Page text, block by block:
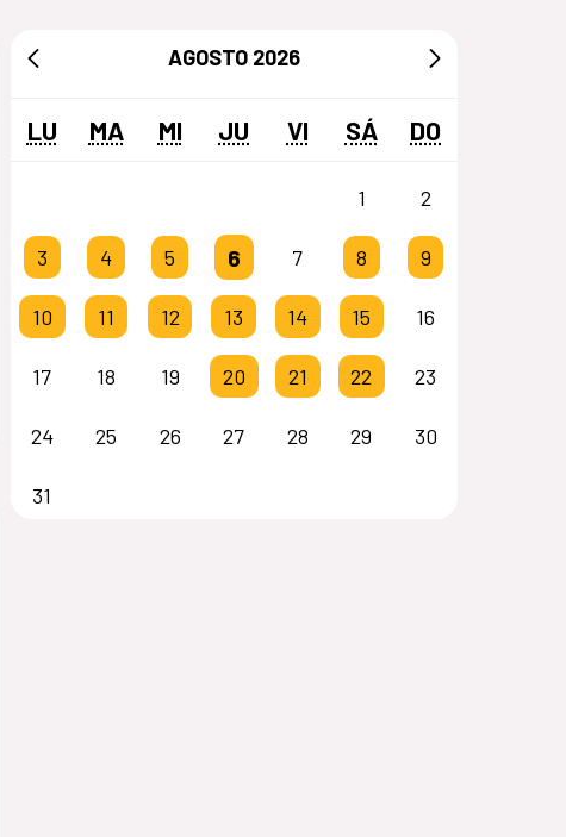
AGOSTO 2026
LU MA MI JU VI SÁ DO
1 2
3 4 5 6 7 8 9
10 11 12 13 14 15 16
17 18 19 20 21 22 23
24 25 26 27 28 29 30
31